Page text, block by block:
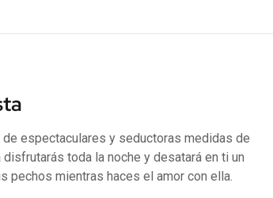
de espectaculares y seductoras medidas de
toda la noche y desatará en ti un
pechos mientras haces el amor con ella.